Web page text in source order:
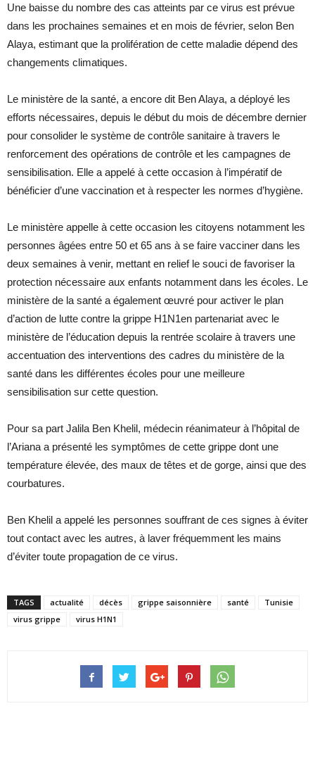
Une baisse du nombre des cas atteints par ce virus est prévue
dans les prochaines semaines et en mois de février, selon Ben
Alaya, estimant que la prolifération de cette maladie dépend des
changements climatiques.
Le ministère de la santé, a encore dit Ben Alaya, a déployé les
efforts nécessaires, depuis le début du mois de décembre dernier
pour consolider le système de contrôle sanitaire à travers le
renforcement des opérations de contrôle et les campagnes de
sensibilisation. Elle a appelé à cette occasion à l’impératif de
bénéficier d’une vaccination et à respecter les normes d’hygiène.
Le ministère appelle à cette occasion les citoyens notamment les
personnes âgées entre 50 et 65 ans à se faire vacciner dans les
deux semaines à venir, mettant en relief le souci de favoriser la
protection nécessaire aux enfants notamment dans les écoles. Le
ministère de la santé a également œuvré pour activer le plan
d’action de lutte contre la grippe H1N1en partenariat avec le
ministère de l’éducation depuis la rentrée scolaire à travers une
accentuation des interventions des cadres du ministère de la
santé dans les différentes écoles pour une meilleure
sensibilisation sur cette question.
Pour sa part Jalila Ben Khelil, médecin réanimateur à l’hôpital de
l’Ariana a présenté les symptômes de cette grippe dont une
température élevée, des maux de têtes et de gorge, ainsi que des
courbatures.
Ben Khelil a appelé les personnes souffrant de ces signes à éviter
tout contact avec les autres, à laver fréquemment les mains
d’éviter toute propagation de ce virus.
TAGS actualité décès grippe saisonnière santé
Tunisie
virus grippe
virus H1N1